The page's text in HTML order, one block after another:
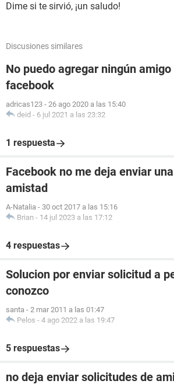
Dime si te sirvió, ¡un saludo!
Discusiones similares
No puedo agregar ningún
facebook
adricas123 - 26 ago 2020 a las 15:40
deid - 6 jul 2021 a las 23:32
1 respuesta
Facebook no me deja enviar
amistad
A-Natalia - 30 oct 2017 a las 15:16
Brian - 14 jul 2023 a las 17:12
4 respuestas
Solucion por enviar solicitud a
conozco
santa - 2 mar 2011 a las 01:47
Pelos - 4 ago 2022 a las 19:47
5 respuestas
no deja enviar solicitudes de